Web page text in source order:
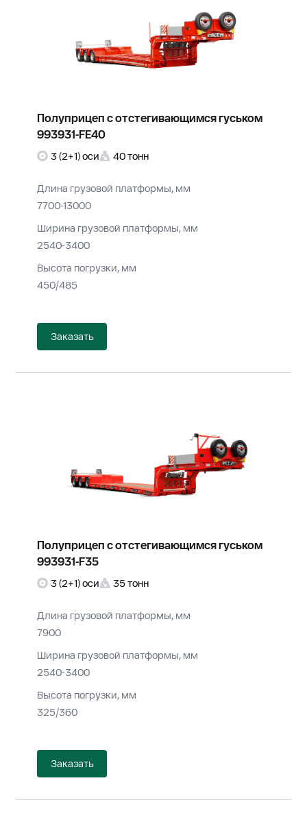
Полуприцеп с отстегивающимся гуськом
993931-FE40
3 (2+1) оси 40 тонн
Длина грузовой платформы, мм
7700-13000
Ширина грузовой платформы, мм
2540-3400
Высота погрузки, мм
450/485
Заказать
Полуприцеп с отстегивающимся гуськом
993931-F35
3 (2+1) оси 35 тонн
Длина грузовой платформы, мм
7900
Ширина грузовой платформы, мм
2540-3400
Высота погрузки, мм
325/360
Заказать